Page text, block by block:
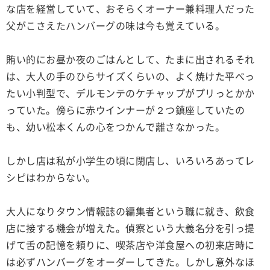
な店を経営していて、おそらくオーナー兼料理人だった
父がこさえたハンバーグの味は今も覚えている。
賄い的にお昼か夜のごはんとして、たまに出されるそれ
は、大人の手のひらサイズくらいの、よく焼けた平べっ
たい小判型で、デルモンテのケチャップがプリっとかか
っていた。傍らに赤ウインナーが２つ鎮座していたの
も、幼い松本くんの心をつかんで離さなかった。
しかし店は私が小学生の頃に閉店し、いろいろあってレ
シピはわからない。
大人になりタウン情報誌の編集者という職に就き、飲食
店に接する機会が増えた。偵察という大義名分を引っ提
げて舌の記憶を頼りに、喫茶店や洋食屋への初来店時に
は必ずハンバーグをオーダーしてきた。しかし意外なほ